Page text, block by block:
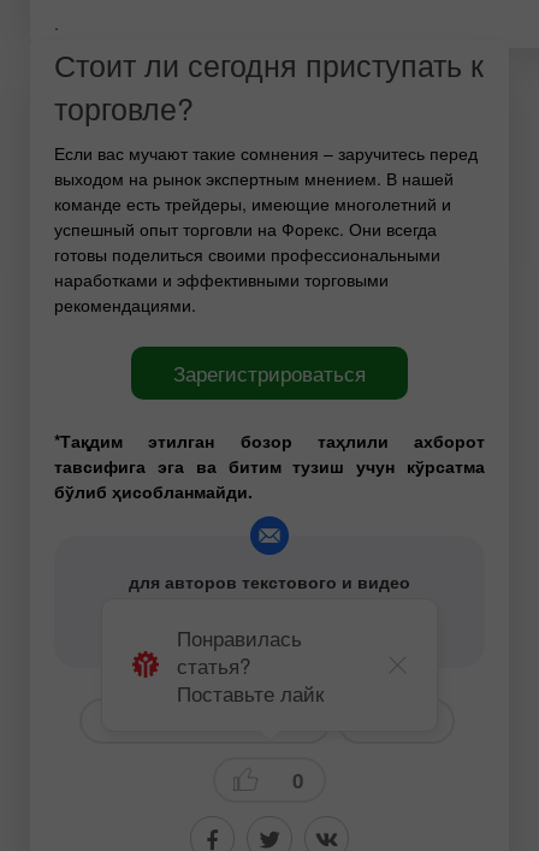
.
Стоит ли сегодня приступать к
торговле?
Если вас мучают такие сомнения – заручитесь перед
выходом на рынок экспертным мнением. В нашей
команде есть трейдеры, имеющие многолетний и
успешный опыт торговли на Форекс. Они всегда
готовы поделиться своими профессиональными
наработками и эффективными торговыми
рекомендациями.
Зарегистрироваться
*Тақдим этилган бозор таҳлили ахборот
тавсифига эга ва битим тузиш учун кўрсатма
бўлиб ҳисобланмайди.
для авторов текстового и видео
content-authors@instaforex.com
0
Понравилась
статья?
Поставьте лайк